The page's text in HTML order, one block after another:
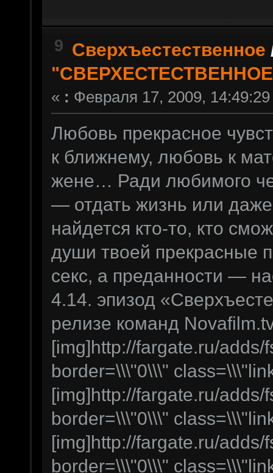
9 Сверхъестественное
« : Февраля 17, 2009, 14:49:29
Любовь прекрасное
к ближнему, любовь к
жене… Ради любимого
— отдать жизнь или
найдется кто-то, кто
души твоей прекрасные
секс, а преданности —
4.14. эпизод
релизе команд
[img]http://fargate.ru/
border=\\\"0\\\"
[img]http://fargate.ru/
border=\\\"0\\\"
[img]http://fargate.ru/
border=\\\"0\\\"